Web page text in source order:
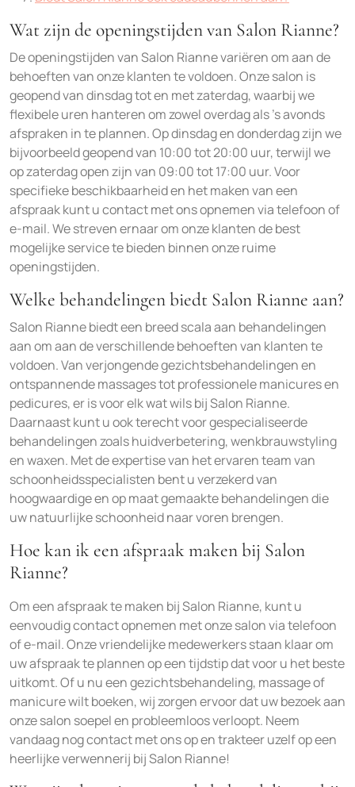
Wat zijn de openingstijden van Salon Rianne?
De openingstijden van Salon Rianne variëren om aan de
behoeften van onze klanten te voldoen. Onze salon is
geopend van dinsdag tot en met zaterdag, waarbij we
flexibele uren hanteren om zowel overdag als ’s avonds
afspraken in te plannen. Op dinsdag en donderdag zijn we
bijvoorbeeld geopend van 10:00 tot 20:00 uur, terwijl we
op zaterdag open zijn van 09:00 tot 17:00 uur. Voor
specifieke beschikbaarheid en het maken van een
afspraak kunt u contact met ons opnemen via telefoon of
e-mail. We streven ernaar om onze klanten de best
mogelijke service te bieden binnen onze ruime
openingstijden.
Welke behandelingen biedt Salon Rianne aan?
Salon Rianne biedt een breed scala aan behandelingen
aan om aan de verschillende behoeften van klanten te
voldoen. Van verjongende gezichtsbehandelingen en
ontspannende massages tot professionele manicures en
pedicures, er is voor elk wat wils bij Salon Rianne.
Daarnaast kunt u ook terecht voor gespecialiseerde
behandelingen zoals huidverbetering, wenkbrauwstyling
en waxen. Met de expertise van het ervaren team van
schoonheidsspecialisten bent u verzekerd van
hoogwaardige en op maat gemaakte behandelingen die
uw natuurlijke schoonheid naar voren brengen.
Hoe kan ik een afspraak maken bij Salon
Rianne?
Om een afspraak te maken bij Salon Rianne, kunt u
eenvoudig contact opnemen met onze salon via telefoon
of e-mail. Onze vriendelijke medewerkers staan klaar om
uw afspraak te plannen op een tijdstip dat voor u het beste
uitkomt. Of u nu een gezichtsbehandeling, massage of
manicure wilt boeken, wij zorgen ervoor dat uw bezoek aan
onze salon soepel en probleemloos verloopt. Neem
vandaag nog contact met ons op en trakteer uzelf op een
heerlijke verwennerij bij Salon Rianne!